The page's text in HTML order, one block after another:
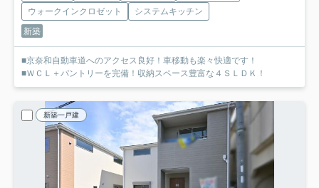
ウォークインクロゼット
システムキッチン
新築
■京奈和自動車道へのアクセス良好！車移動も楽々快適です！
■ＷＣＬ＋パントリーを完備！収納スペース豊富な４ＳＬＤＫ！
新築一戸建